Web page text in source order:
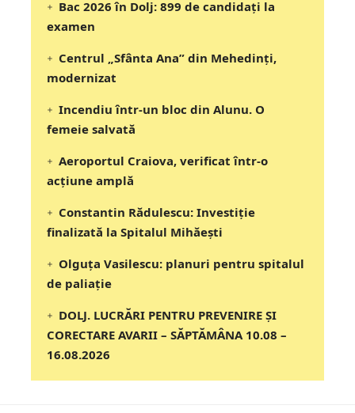
Bac 2026 în Dolj: 899 de candidați la
examen
Centrul „Sfânta Ana” din Mehedinți,
modernizat
Incendiu într-un bloc din Alunu. O
femeie salvată
Aeroportul Craiova, verificat într-o
acțiune amplă
Constantin Rădulescu: Investiție
finalizată la Spitalul Mihăești
Olguța Vasilescu: planuri pentru spitalul
de paliație
DOLJ. LUCRĂRI PENTRU PREVENIRE ȘI
CORECTARE AVARII – SĂPTĂMÂNA 10.08 –
16.08.2026